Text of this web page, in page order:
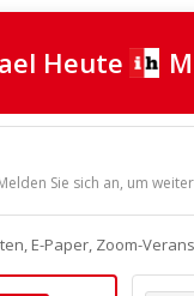
Heute
Sie sich an, um
E-Paper, Zoom-